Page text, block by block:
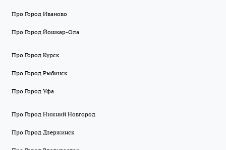
Про Город Иваново
Про Город Йошкар-Ола
Про Город Курск
Про Город Рыбинск
Про Город Уфа
Про Город Нижний Новгород
Про Город Дзержинск